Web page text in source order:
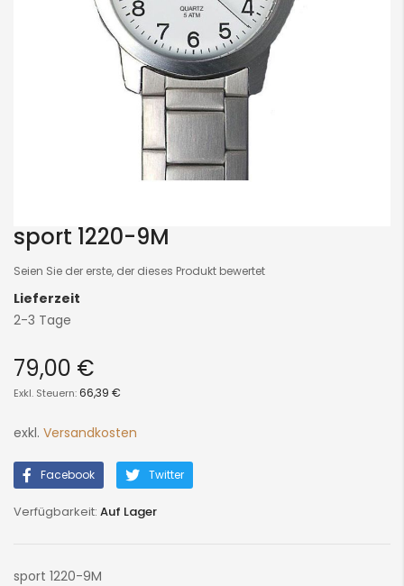
Skip
the
beginning
of
images
gallery
sport 1220-9M
Seien Sie der erste, der dieses Produkt bewertet
Lieferzeit
2-3 Tage
79,00 €
66,39 €
exkl. Versandkosten
Facebook Twitter
Auf Lager
sport 1220-9M